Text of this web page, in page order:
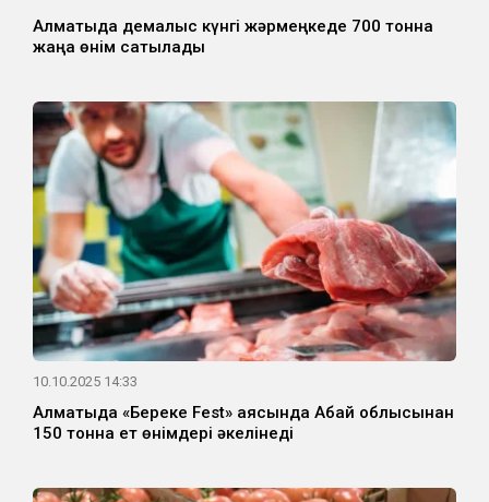
Алматыда демалыс күнгі жәрмеңкеде 700 тонна
жаңа өнім сатылады
10.10.2025 14:33
Алматыда «Береке Fest» аясында Абай облысынан
150 тонна ет өнімдері әкелінеді